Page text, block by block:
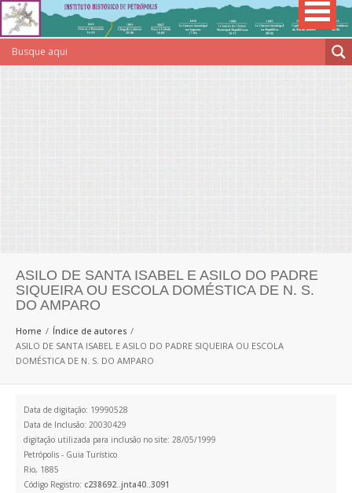
ASILO DE SANTA ISABEL E ASILO DO PADRE
SIQUEIRA OU ESCOLA DOMÉSTICA DE N. S.
DO AMPARO
Home
Índice de autores
ASILO DE SANTA ISABEL E ASILO DO PADRE SIQUEIRA OU ESCOLA
DOMÉSTICA DE N. S. DO AMPARO
Data de digitação: 19990528
Data de Inclusão: 20030429
digitação utilizada para inclusão no site: 28/05/1999
Petrópolis - Guia Turístico
Rio, 1885
Código Registro: c238692..jnta40..3091